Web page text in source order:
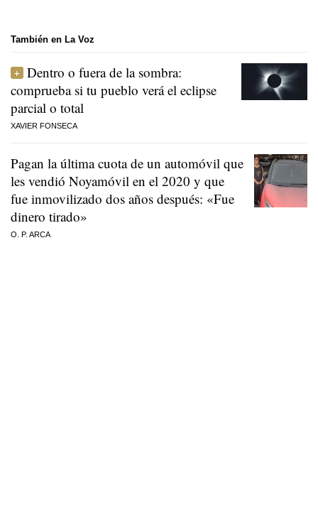
También en La Voz
Dentro o fuera de la sombra:
comprueba si tu pueblo verá el eclipse
parcial o total
XAVIER FONSECA
Pagan la última cuota de un automóvil que
les vendió Noyamóvil en el 2020 y que
fue inmovilizado dos años después: «Fue
dinero tirado»
O. P. ARCA